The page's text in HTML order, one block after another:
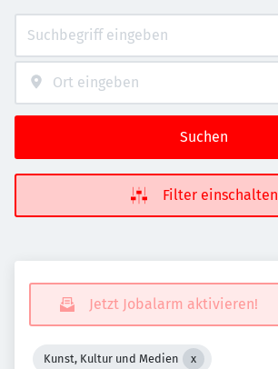
Suchen
Filter einschalten
Jetzt Jobalarm aktivieren!
Kunst, Kultur und Medien